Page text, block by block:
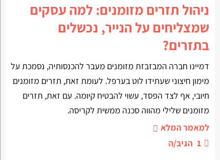
ניהול תזרים מזומנים: למה עסקים
שמצליחים על הנייר, נכשלים
בתזרים?
דמיינו חברה המבזבזת מזומנים מעבר להכנסותיה, נסמכת על
מימון חיצוני שעתידו לוט בערפל. לעומת זאת, תזרים מזומנים
חיובי, אף לצד הפסד, עשוי להבטיח קיומה. עם זאת, תזרים
מזומנים שלילי מהווה סכנה ממשית לקריסה.
למאמר המלא
1 הגיב/ה